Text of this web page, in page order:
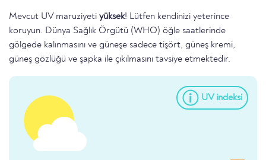
Mevcut UV maruziyeti yüksek! Lütfen kendinizi yeterince
koruyun. Dünya Sağlık Örgütü (WHO) öğle saatlerinde
gölgede kalınmasını ve güneşe sadece tişört, güneş kremi,
güneş gözlüğü ve şapka ile çıkılmasını tavsiye etmektedir.
UV indeksi